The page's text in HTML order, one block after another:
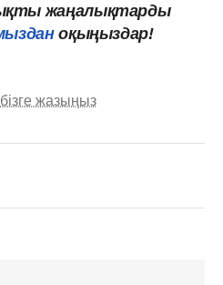
жаңалықтарды
оқыңыздар!
бізге жазыңыз